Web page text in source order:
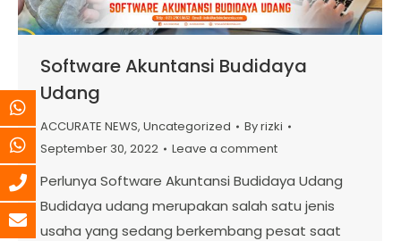
Software Akuntansi Budidaya
Udang
ACCURATE NEWS, Uncategorized Byrizki
September 30, 2022
Leave a comment
Perlunya Software Akuntansi Budidaya Udang
Budidaya udang merupakan salah satu jenis
usaha yang sedang berkembang pesat saat